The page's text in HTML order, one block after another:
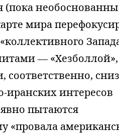
(пока
мира
— «Хезболлой»,
иранских интересов
пытаются
«провала